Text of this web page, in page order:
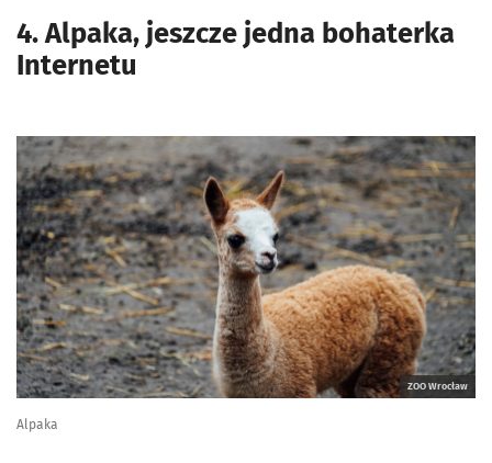
4. Alpaka, jeszcze jedna bohaterka
Internetu
ZOO Wrocław
Alpaka